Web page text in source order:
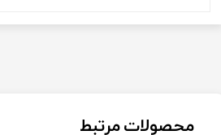
محصولات مرتبط